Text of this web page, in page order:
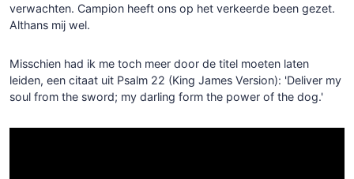
verwachten. Campion heeft ons op het verkeerde been gezet.
Althans mij wel.
Misschien had ik me toch meer door de titel moeten laten
leiden, een citaat uit Psalm 22 (King James Version): 'Deliver my
soul from the sword; my darling form the power of the dog.'